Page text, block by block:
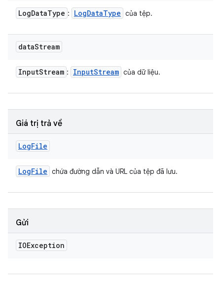
LogDataType : LogDataType của tệp.
dataStream
InputStream : InputStream của dữ liệu.
Giá trị trả về
LogFile
LogFile chứa đường dẫn và URL của tệp đã lưu.
Gửi
IOException